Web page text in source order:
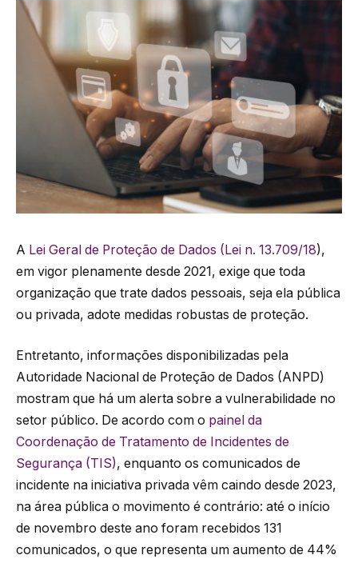
A Lei Geral de Proteção de Dados (Lei n. 13.709/18),
em vigor plenamente desde 2021, exige que toda
organização que trate dados pessoais, seja ela pública
ou privada, adote medidas robustas de proteção.
Entretanto, informações disponibilizadas pela
Autoridade Nacional de Proteção de Dados (ANPD)
mostram que há um alerta sobre a vulnerabilidade no
setor público. De acordo com o painel da
Coordenação de Tratamento de Incidentes de
Segurança (TIS), enquanto os comunicados de
incidente na iniciativa privada vêm caindo desde 2023,
na área pública o movimento é contrário: até o início
de novembro deste ano foram recebidos 131
comunicados, o que representa um aumento de 44%